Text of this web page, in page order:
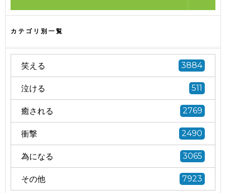
カテゴリ別一覧
笑える 3884
泣ける 511
癒される 2769
衝撃 2490
為になる 3065
その他 7923